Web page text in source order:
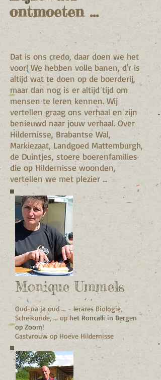
ontmoeten ...
Dat is ons credo, daar doen we het
voor! We hebben volle banen, d'r is
altijd wat te doen op de boerderij,
maar dan nog is er altijd tijd om
mensen te leren kennen. Wij
vertellen graag ons verhaal en zijn
benieuwd naar jouw verhaal. Over
Hildernisse, Brabantse Wal,
Markiezaat, Landgoed Mattemburgh,
de Duintjes, stoere boerenfamilies
die op Hildernisse woonden,
vertellen we met plezier ...
Monique Ummels
Oud-na ja oud ... - lerares Biologie,
Scheikunde, ... op het Roncalli in Bergen
op Zoom!
Gastvrouw op Hoeve Hildernisse